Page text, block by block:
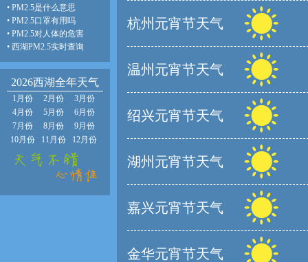
• PM2.5是什么意思
• PM2.5口罩有用吗
• PM2.5对人体的危害
• 西湖PM2.5实时查询
2026西湖全年天气
1月份 2月份
3月份
4月份
5月份
6月份
7月份
8月份
9月份
10月份
11月份 12月份
杭州元宵节天气
温州元宵节天气
绍兴元宵节天气
湖州元宵节天气
嘉兴元宵节天气
金华元宵节天气